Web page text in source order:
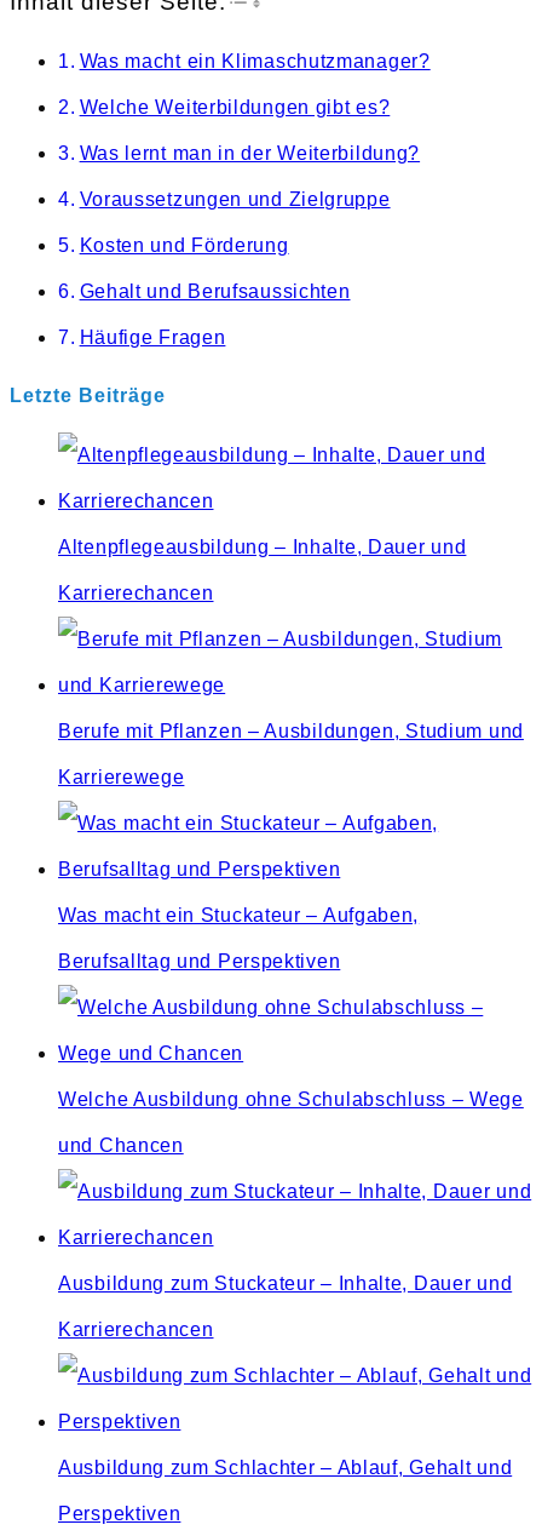
close
the
search
panel.
Was macht ein Klimaschutzmanager?
Welche Weiterbildungen gibt es?
Was lernt man in der Weiterbildung?
Voraussetzungen und Zielgruppe
Kosten und Förderung
Gehalt und Berufsaussichten
Häufige Fragen
Letzte Beiträge
Altenpflegeausbildung – Inhalte, Dauer und
Karrierechancen
Berufe mit Pflanzen – Ausbildungen, Studium und
Karrierewege
Was macht ein Stuckateur – Aufgaben,
Berufsalltag und Perspektiven
Welche Ausbildung ohne Schulabschluss – Wege
und Chancen
Ausbildung zum Stuckateur – Inhalte, Dauer und
Karrierechancen
Ausbildung zum Schlachter – Ablauf, Gehalt und
Perspektiven